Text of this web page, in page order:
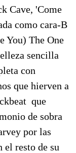
Cave, 'Come
como cara-B
You) The One
sencilla
con
que hierven a
que
de sobra
por las
el resto de su